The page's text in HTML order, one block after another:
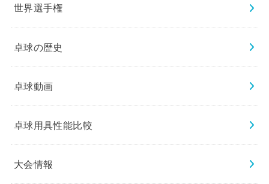
世界選手権
卓球の歴史
卓球動画
卓球用具性能比較
大会情報